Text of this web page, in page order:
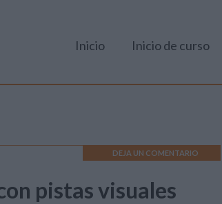
Inicio Inicio de curso
DEJA UN COMENTARIO
pistas visuales